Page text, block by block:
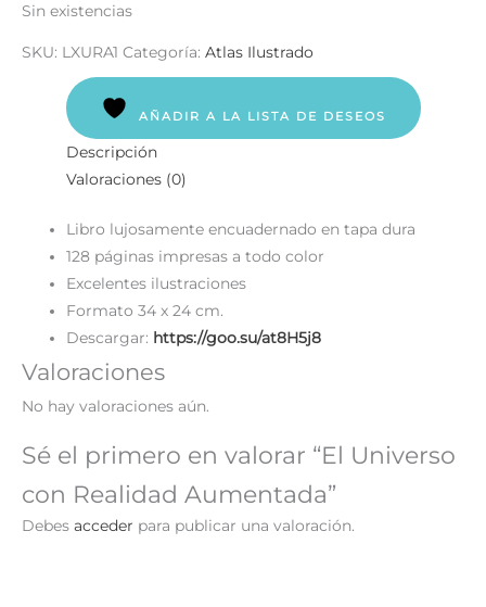
Sin existencias
SKU: LXURA1 Categoría: Atlas Ilustrado
AÑADIR A LA LISTA DE DESEOS
Descripción
Valoraciones (0)
Libro lujosamente encuadernado en tapa dura
128 páginas impresas a todo color
Excelentes ilustraciones
Formato 34 x 24 cm.
Descargar: https://goo.su/at8H5j8
Valoraciones
No hay valoraciones aún.
Sé el primero en valorar “El Universo
con Realidad Aumentada”
Debes acceder para publicar una valoración.